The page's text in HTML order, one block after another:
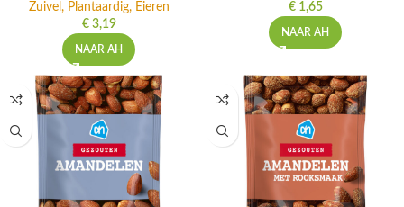
Zuivel, Plantaardig, Eieren
€3,19
NAAR AH
€1,65
NAAR AH